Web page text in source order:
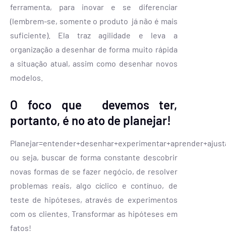
ferramenta, para inovar e se diferenciar
(lembrem-se, somente o produto já não é mais
suficiente). Ela traz agilidade e leva a
organização a desenhar de forma muito rápida
a situação atual, assim como desenhar novos
modelos.
O foco que devemos ter,
portanto, é no ato de planejar!
ou seja, buscar de forma constante descobrir
novas formas de se fazer negócio, de resolver
problemas reais, algo cíclico e contínuo, de
teste de hipóteses, através de experimentos
com os clientes. Transformar as hipóteses em
fatos!